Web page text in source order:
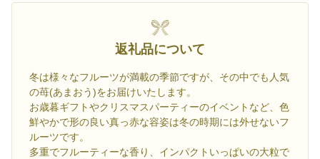
返礼品について
冬は様々なフルーツが満載の季節ですが、その中でも人気
の苺(あまおう)をお届けいたします。
お歳暮ギフトやクリスマスパーティーのイベントなど、色
鮮やかで形の良い真っ赤な容姿は冬の時期には外せないフ
ルーツです。
多重でフルーティーな香り、インパクトいっぱいの大粒で